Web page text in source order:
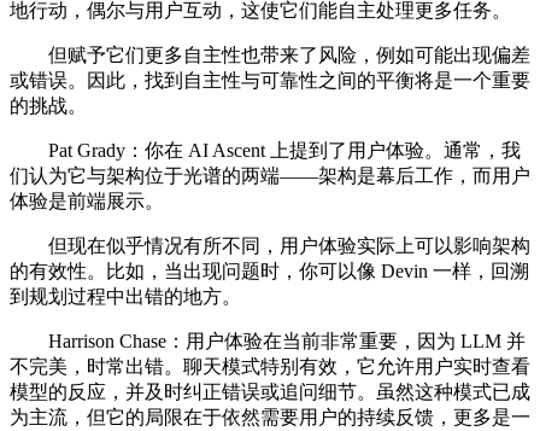
地行动，偶尔与用户互动，这使它们能自主处理更多任务。
但赋予它们更多自主性也带来了风险，例如可能出现偏差
或错误。因此，找到自主性与可靠性之间的平衡将是一个重要
的挑战。
Pat Grady：你在 AI Ascent 上提到了用户体验。通常，我
们认为它与架构位于光谱的两端——架构是幕后工作，而用户
体验是前端展示。
但现在似乎情况有所不同，用户体验实际上可以影响架构
的有效性。比如，当出现问题时，你可以像 Devin 一样，回溯
到规划过程中出错的地方。
Harrison Chase：用户体验在当前非常重要，因为 LLM 并
不完美，时常出错。聊天模式特别有效，它允许用户实时查看
模型的反应，并及时纠正错误或追问细节。虽然这种模式已成
为主流，但它的局限在于依然需要用户的持续反馈，更多是一